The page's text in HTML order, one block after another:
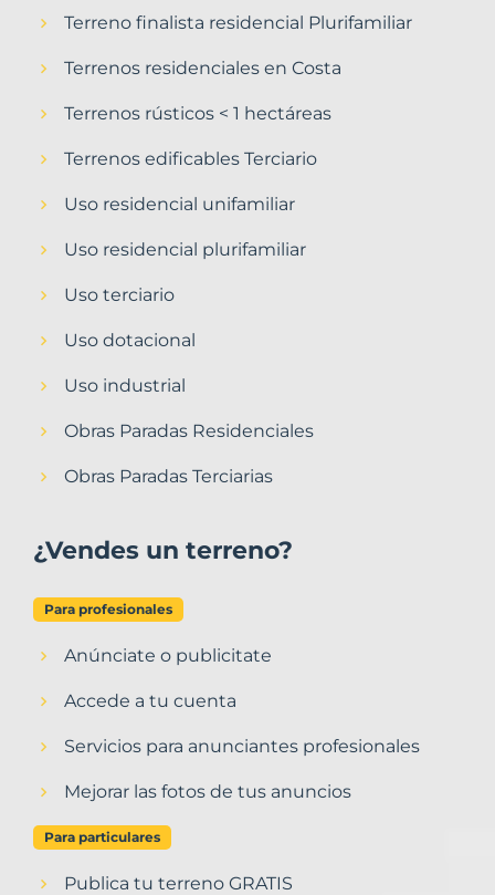
Terreno finalista residencial Plurifamiliar
Terrenos residenciales en Costa
Terrenos rústicos < 1 hectáreas
Terrenos edificables Terciario
Uso residencial unifamiliar
Uso residencial plurifamiliar
Uso terciario
Uso dotacional
Uso industrial
Obras Paradas Residenciales
Obras Paradas Terciarias
¿Vendes un terreno?
Para profesionales
Anúnciate o publicitate
Accede a tu cuenta
Servicios para anunciantes profesionales
Mejorar las fotos de tus anuncios
Para particulares
Publica tu terreno GRATIS